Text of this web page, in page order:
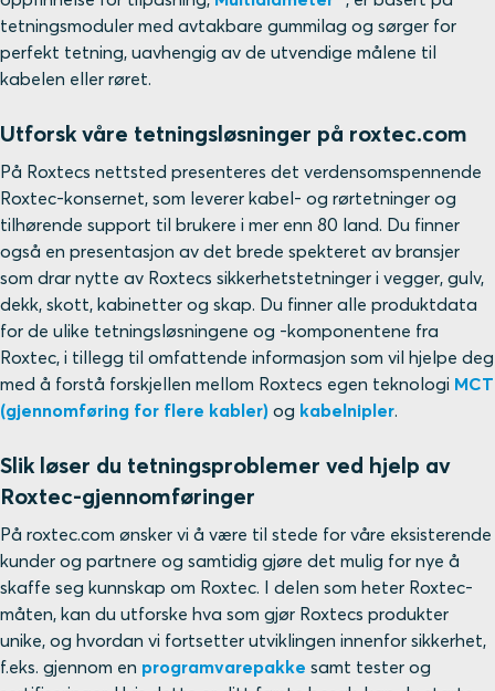
tetningsmoduler med avtakbare gummilag og sørger for
perfekt tetning, uavhengig av de utvendige målene til
kabelen eller røret.
Utforsk våre tetningsløsninger på roxtec.com
På Roxtecs nettsted presenteres det verdensomspennende
Roxtec-konsernet, som leverer kabel- og rørtetninger og
tilhørende support til brukere i mer enn 80 land. Du finner
også en presentasjon av det brede spekteret av bransjer
som drar nytte av Roxtecs sikkerhetstetninger i vegger, gulv,
dekk, skott, kabinetter og skap. Du finner alle produktdata
for de ulike tetningsløsningene og -komponentene fra
Roxtec, i tillegg til omfattende informasjon som vil hjelpe deg
med å forstå forskjellen mellom Roxtecs egen teknologi MCT
(gjennomføring for flere kabler) og kabelnipler.
Slik løser du tetningsproblemer ved hjelp av
Roxtec-gjennomføringer
På roxtec.com ønsker vi å være til stede for våre eksisterende
kunder og partnere og samtidig gjøre det mulig for nye å
skaffe seg kunnskap om Roxtec. I delen som heter Roxtec-
måten, kan du utforske hva som gjør Roxtecs produkter
unike, og hvordan vi fortsetter utviklingen innenfor sikkerhet,
f.eks. gjennom en programvarepakke samt tester og